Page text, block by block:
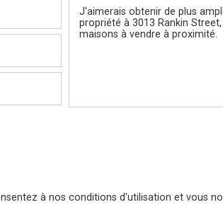
à nos conditions d'utilisation et vous